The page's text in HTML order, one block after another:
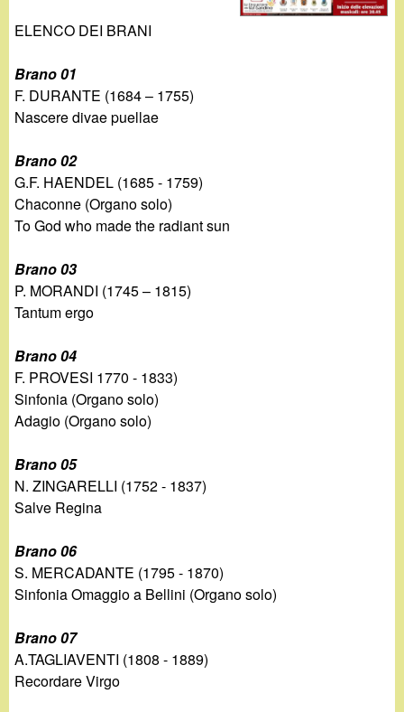
i
ELENCO DEI BRANI
Brano 01
F. DURANTE (1684 – 1755)
Nascere divae puellae
Brano 02
G.F. HAENDEL (1685 - 1759)
Chaconne (Organo solo)
To God who made the radiant sun
Brano 03
P. MORANDI (1745 – 1815)
Tantum ergo
Brano 04
F. PROVESI 1770 - 1833)
Sinfonia (Organo solo)
Adagio (Organo solo)
Brano 05
N. ZINGARELLI (1752 - 1837)
Salve Regina
Brano 06
S. MERCADANTE (1795 - 1870)
Sinfonia Omaggio a Bellini (Organo solo)
Brano 07
A.TAGLIAVENTI (1808 - 1889)
Recordare Virgo